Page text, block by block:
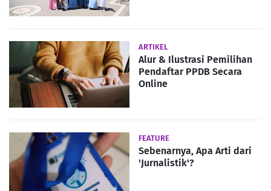
ARTIKEL
Alur & Ilustrasi Pemilihan
Pendaftar PPDB Secara
Online
FEATURE
Sebenarnya, Apa Arti dari
'Jurnalistik'?